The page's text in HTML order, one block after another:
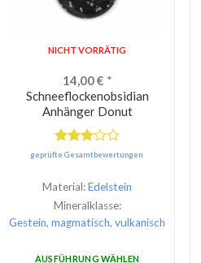
NICHT VORRÄTIG
14,00€ *
Schneeflockenobsidian
Anhänger Donut
Bewertet
3.00
von 5
geprüfte Gesamtbewertungen
Material:Edelstein
Mineralklasse:
Gestein, magmatisch, vulkanisch
AUSFÜHRUNG WÄHLEN